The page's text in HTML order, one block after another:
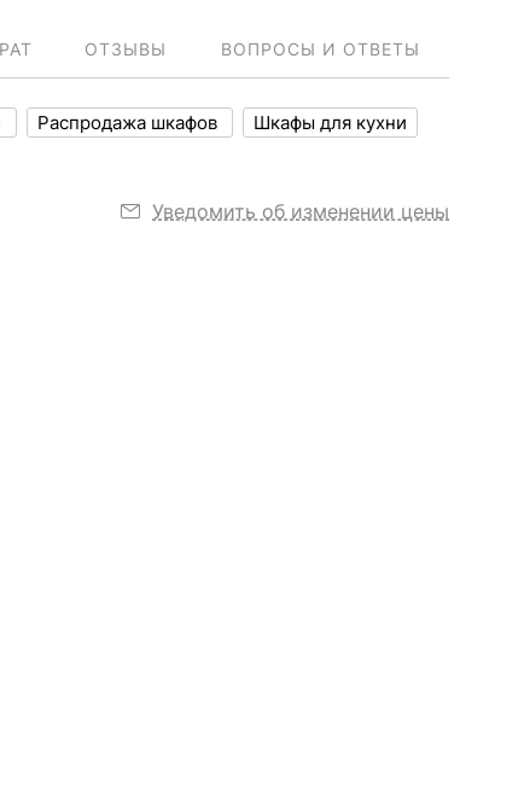
ОТЗЫВЫ ВОПРОСЫ И ОТВЕТЫ
Распродажа шкафов
Шкафы для кухни
Уведомить об изменении цены